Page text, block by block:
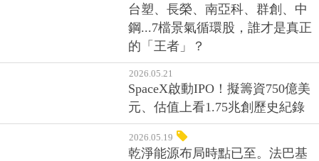
台塑、長榮、南亞科、群創、中
鋼...7檔景氣循環股，誰才是真正
的「王者」？
2026.05.21
SpaceX啟動IPO！擬籌資750億美
元、估值上看1.75兆創歷史紀錄
2026.05.19
乾淨能源布局時點已至。法巴基